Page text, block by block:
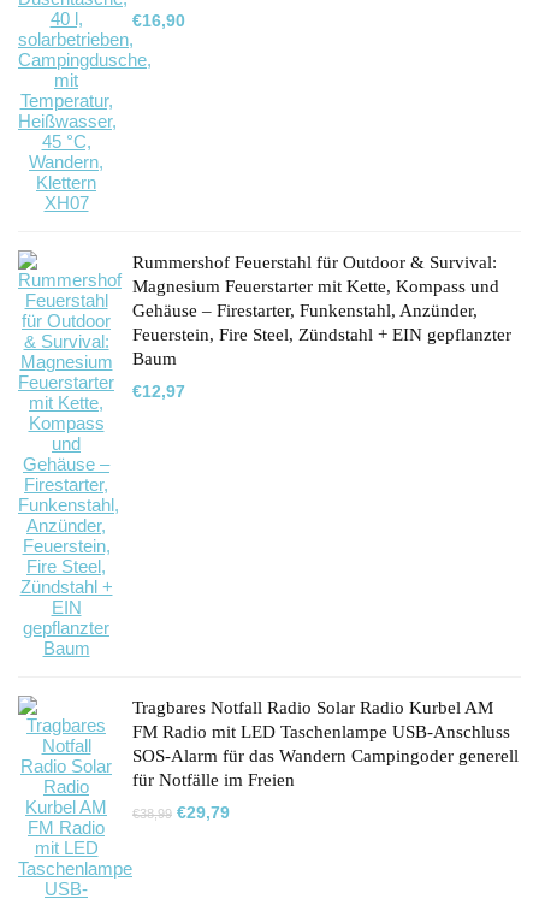
€16,90
Rummershof Feuerstahl für Outdoor & Survival:
Magnesium Feuerstarter mit Kette, Kompass und
Gehäuse – Firestarter, Funkenstahl, Anzünder,
Feuerstein, Fire Steel, Zündstahl + EIN gepflanzter
Baum
€12,97
Tragbares Notfall Radio Solar Radio Kurbel AM
FM Radio mit LED Taschenlampe USB-Anschluss
SOS-Alarm für das Wandern Campingoder generell
für Notfälle im Freien
€38,99 Ursprünglicher
€29,79Aktueller